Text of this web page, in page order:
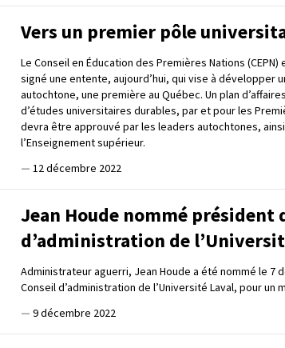
Vers un premier pôle
Le Conseil en Éducation des Premières Nations (CEPN)
signé une entente, aujourd’hui, qui vise à développer
autochtone, une première au Québec. Un plan
d’études universitaires durables, par et pour les
devra être approuvé par les leaders autochtones,
l’Enseignement supérieur.
— 12 décembre 2022
Jean Houde nommé président
d’administration de
Administrateur aguerri, Jean Houde a été nommé le 7
Conseil d’administration de l’Université Laval, pour un
— 9 décembre 2022